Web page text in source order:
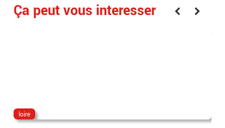
Ça peut vous interesser
loire